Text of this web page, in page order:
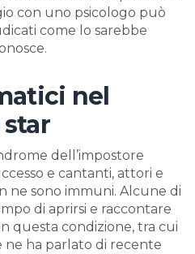
con uno psicologo può
come lo sarebbe
nel
dell’impostore
e cantanti, attori e
ne sono immuni. Alcune di
di aprirsi e raccontare
questa condizione, tra cui
ne ha parlato di recente